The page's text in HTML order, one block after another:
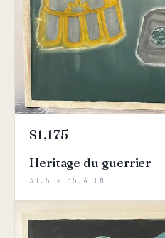
$1,175
Heritage du guerrier
31.5 × 35.4 IN